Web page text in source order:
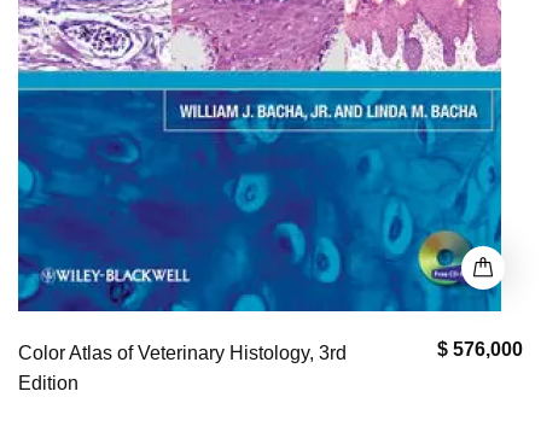
$ 576,000
Color Atlas of Veterinary Histology, 3rd
Edition